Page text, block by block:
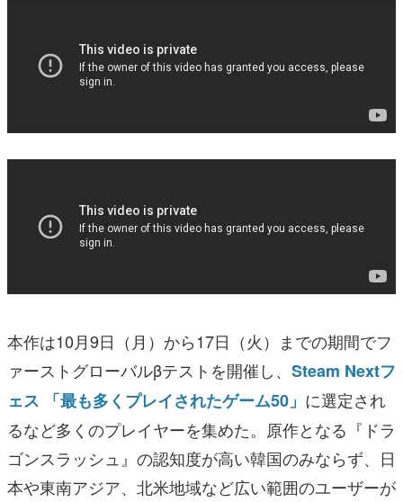
本作は10月9日（月）から17日（火）までの期間でフ
ァーストグローバルβテストを開催し、 Steam Nextフ
ェス 「最も多くプレイされたゲーム50」 に選定され
るなど多くのプレイヤーを集めた。原作となる『ドラ
ゴンスラッシュ』の認知度が高い韓国のみならず、日
本や東南アジア、北米地域など広い範囲のユーザーが